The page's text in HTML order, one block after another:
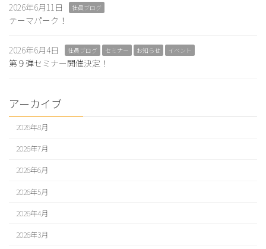
2026年6月11日 社員ブログ
テーマパーク！
2026年6月4日 社員ブログ セミナー お知らせ イベント
第９弾セミナー開催決定！
アーカイブ
2026年8月
2026年7月
2026年6月
2026年5月
2026年4月
2026年3月